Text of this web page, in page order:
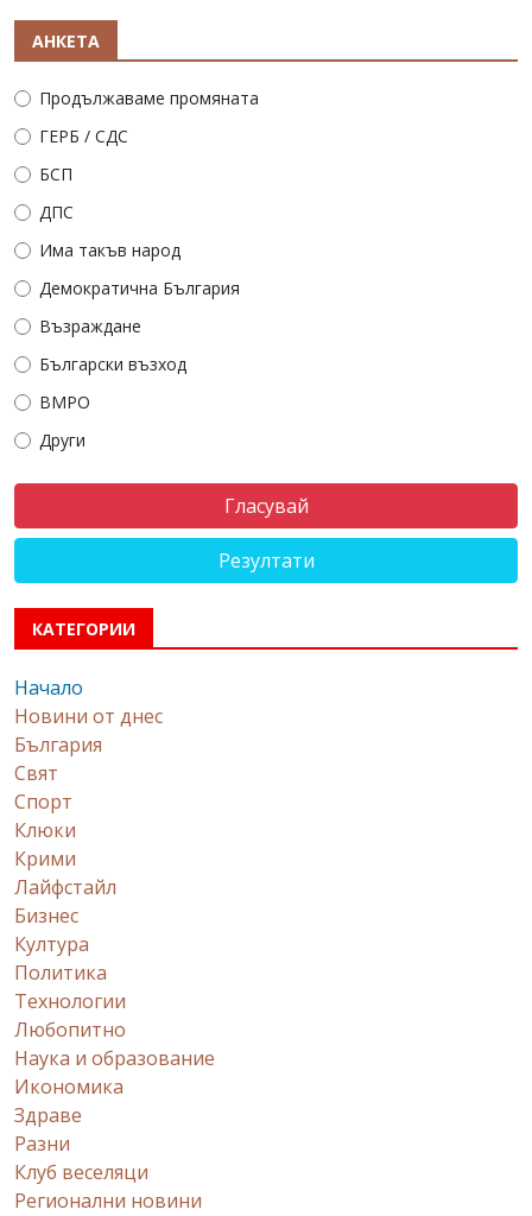
АНКЕТА
Продължаваме промяната
ГЕРБ / СДС
БСП
ДПС
Има такъв народ
Демократична България
Възраждане
Български възход
ВМРО
Други
Резултати
КАТЕГОРИИ
Начало
Новини от днес
България
Свят
Спорт
Клюки
Крими
Лайфстайл
Бизнес
Култура
Политика
Технологии
Любопитно
Наука и образование
Икономика
Здраве
Разни
Клуб веселяци
Регионални новини